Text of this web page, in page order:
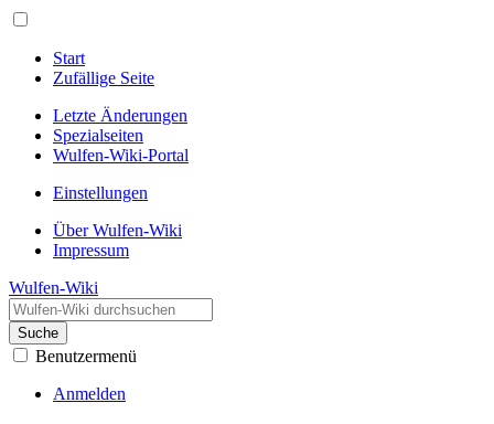
Start
Zufällige Seite
Letzte Änderungen
Spezialseiten
Wulfen-Wiki-Portal
Einstellungen
Über Wulfen-Wiki
Impressum
Wulfen-Wiki
Suche
Benutzermenü
Anmelden